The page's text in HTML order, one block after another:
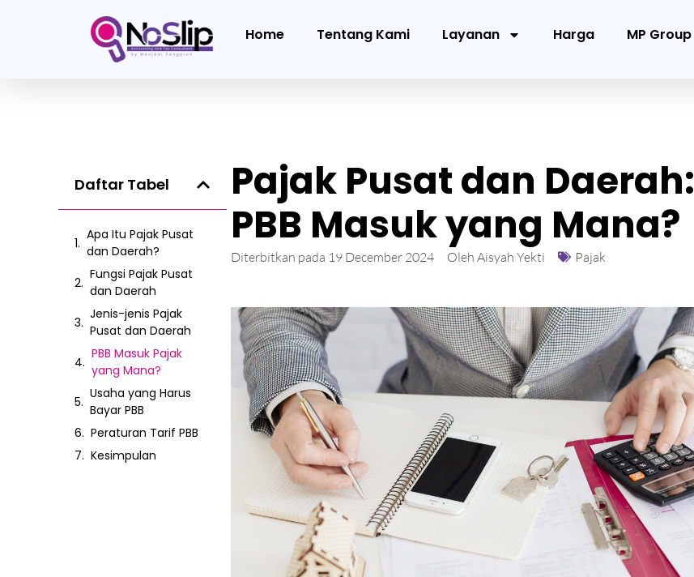
Home Tentang Kami Layanan Harga MP Group
Daftar Tabel
Apa Itu Pajak Pusat
dan Daerah?
Fungsi Pajak Pusat
dan Daerah
Jenis-jenis Pajak
Pusat dan Daerah
PBB Masuk Pajak
yang Mana?
Usaha yang Harus
Bayar PBB
Peraturan Tarif PBB
Kesimpulan
Pajak Pusat dan Daerah:
PBB Masuk yang Mana?
Diterbitkan pada 19 December 2024 Oleh Aisyah Yekti Pajak